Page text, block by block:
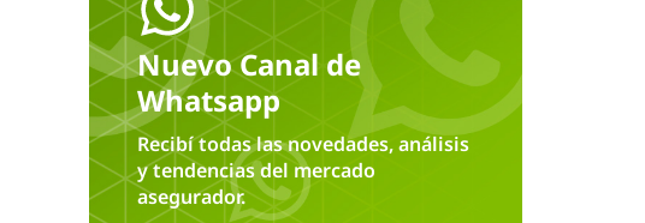
Nuevo Canal de
Whatsapp
Recibí todas las novedades, análisis
y tendencias del mercado
asegurador.